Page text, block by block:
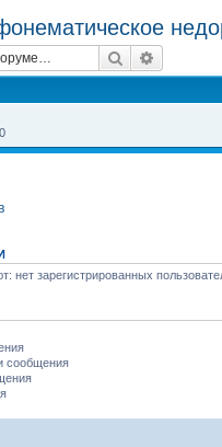
Поиск
нет зарегистрированных
сообщения